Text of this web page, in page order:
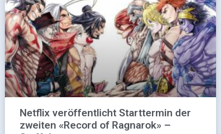
Netflix veröffentlicht Starttermin der
zweiten «Record of Ragnarok» –